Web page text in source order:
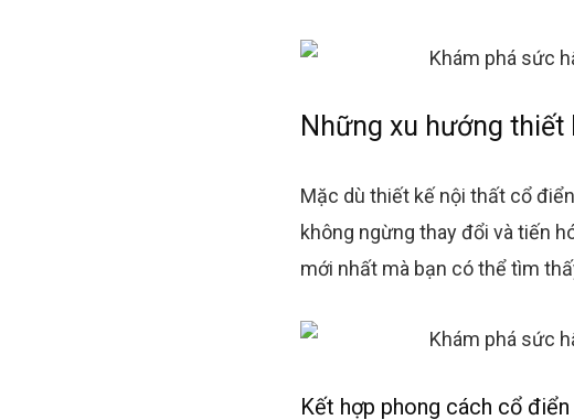
Những xu hướng
Mặc dù thiết kế nội thất cổ
không ngừng thay đổi và tiến
mới nhất mà bạn có thể tìm
Kết hợp phong cách cổ